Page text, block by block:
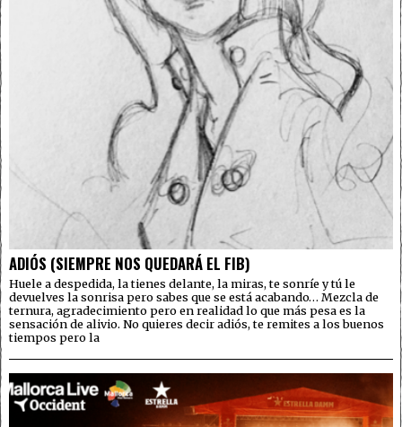
ADIÓS (SIEMPRE NOS QUEDARÁ EL FIB)
Huele a despedida, la tienes delante, la miras, te sonríe y tú le
devuelves la sonrisa pero sabes que se está acabando… Mezcla de
ternura, agradecimiento pero en realidad lo que más pesa es la
sensación de alivio. No quieres decir adiós, te remites a los buenos
tiempos pero la